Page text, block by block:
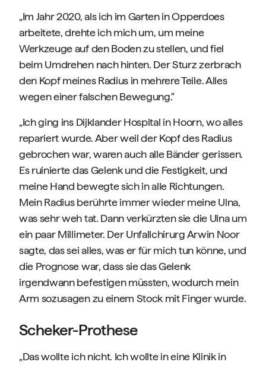
„Im Jahr 2020, als ich im Garten in Opperdoes
arbeitete, drehte ich mich um, um meine
Werkzeuge auf den Boden zu stellen, und fiel
beim Umdrehen nach hinten. Der Sturz zerbrach
den Kopf meines Radius in mehrere Teile. Alles
wegen einer falschen Bewegung.“
„Ich ging ins Dijklander Hospital in Hoorn, wo alles
repariert wurde. Aber weil der Kopf des Radius
gebrochen war, waren auch alle Bänder gerissen.
Es ruinierte das Gelenk und die Festigkeit, und
meine Hand bewegte sich in alle Richtungen.
Mein Radius berührte immer wieder meine Ulna,
was sehr weh tat. Dann verkürzten sie die Ulna um
ein paar Millimeter. Der Unfallchirurg Arwin Noor
sagte, das sei alles, was er für mich tun könne, und
die Prognose war, dass sie das Gelenk
irgendwann befestigen müssten, wodurch mein
Arm sozusagen zu einem Stock mit Finger wurde.
Scheker-Prothese
„Das wollte ich nicht. Ich wollte in eine Klinik in